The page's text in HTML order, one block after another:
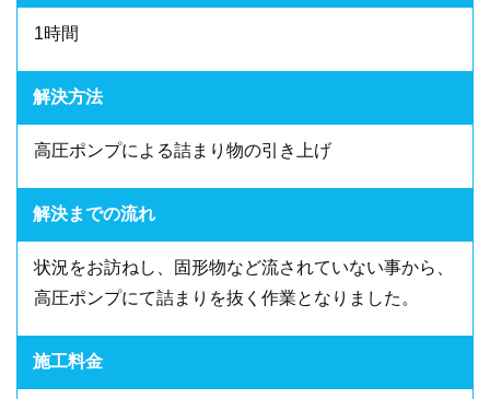
1時間
解決方法
高圧ポンプによる詰まり物の引き上げ
解決までの流れ
状況をお訪ねし、固形物など流されていない事から、
高圧ポンプにて詰まりを抜く作業となりました。
施工料金